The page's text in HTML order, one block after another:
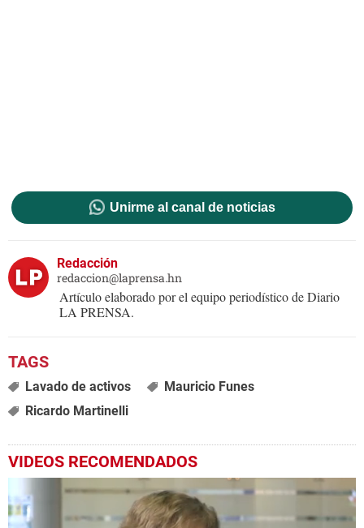
Unirme al canal de noticias
Redacción
redaccion@laprensa.hn
Artículo elaborado por el equipo periodístico de Diario
LA PRENSA.
Lavado de activos
Mauricio Funes
Ricardo Martinelli
VIDEOS RECOMENDADOS